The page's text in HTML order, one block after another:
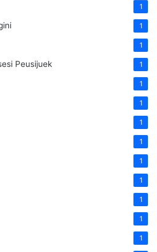
1
1
1
Peusijuek 1
1
1
1
1
1
1
1
1
1